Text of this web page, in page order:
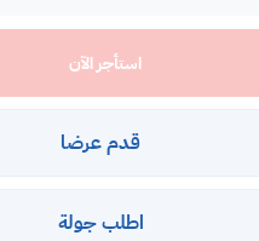
استأجر الآن
قدم عرضا
اطلب جولة